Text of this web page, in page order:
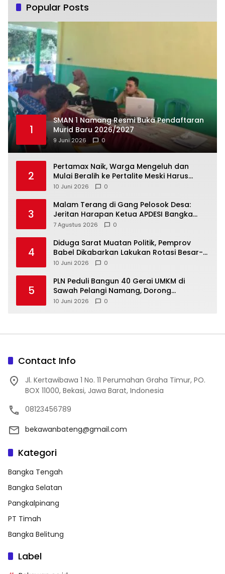
Popular Posts
1
SMAN 1 Namang Resmi Buka Pendaftaran
Murid Baru 2026/2027
9 Juni 2026 0
2
‎Pertamax Naik, Warga Mengeluh dan
Mulai Beralih ke Pertalite Meski Harus
10 Juni 2026 0
3
Malam Terang di Gang Pelosok Desa:
Jeritan Harapan Ketua APDESI Bangka
Tengah untuk PLN Babel
7 Agustus 2026 0
4
‎Diduga Sarat Muatan Politik, Pemprov
Babel Dikabarkan Lakukan Rotasi Besar-
10 Juni 2026 0
5
‎PLN Peduli Bangun 40 Gerai UMKM di
Sawah Pelangi Namang, Dorong
10 Juni 2026 0
Contact Info
Jl. Kertawibawa 1 No. 11 Perumahan Graha Timur, PO.
BOX 11000, Bekasi, Jawa Barat, Indonesia
08123456789
bekawanbateng@gmail.com
Kategori
Bangka Tengah
Bangka Selatan
Pangkalpinang
PT Timah
Bangka Belitung
Label